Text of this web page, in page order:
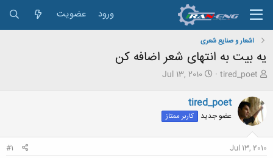
ورود عضویت
اشعار و صنايع شعری
یه بیت به انتهای شعر اضافه کن
ش
و
ع
ک
ن
ن
د
tired_poet
ت
ی
خ
ر
Jul 13, 2010
tired_poet
عضو جدید کاربر ممتاز
Jul 13, 2010
#1